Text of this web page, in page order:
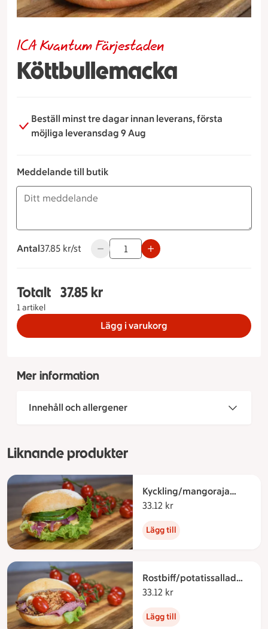
Köttbullemacka
ICA Kvantum Färjestaden
Beställ minst tre dagar innan leverans, första
möjliga leveransdag 9 Aug
Meddelande till butik
Antal
37.85 kronor styck
37.85 kr/st Använd knapparna för att minska eller
Totalt
1 artikel
Totalt 1 stycken Köttbullemacka, 37.85 kronor
37.85 kr
Lägg i varukorg
Mer information
Innehåll och allergener
Liknande produkter
Kyckling/mangoraja
macka
33.12 kr
Lägg till
Rostbiff/potatissallad
macka
33.12 kr
Lägg till